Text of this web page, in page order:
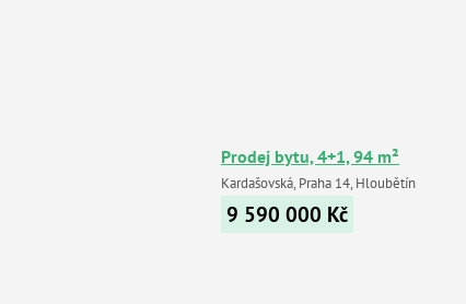
Prodej bytu, 4+1, 94 m²
Kardašovská, Praha 14, Hloubětín
9 590 000 Kč